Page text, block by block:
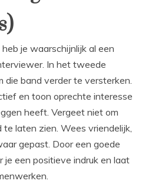
je waarschijnlijk al een
In het tweede
die band verder te versterken.
en toon oprechte interesse
heeft. Vergeet niet om
laten zien. Wees vriendelijk,
gepast. Door een goede
je een positieve indruk en laat